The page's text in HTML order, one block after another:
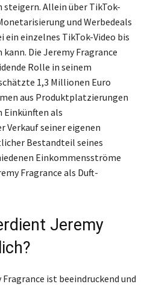
Allein über TikTok-
und Werbedeals
einzelnes TikTok-Video bis
Die Jeremy Fragrance
Rolle in seinem
1,3 Millionen Euro
aus Produktplatzierungen
Einkünften als
Verkauf seiner eigenen
Bestandteil seines
Einkommensströme
Fragrance als Duft-
Jeremy
ist beeindruckend und